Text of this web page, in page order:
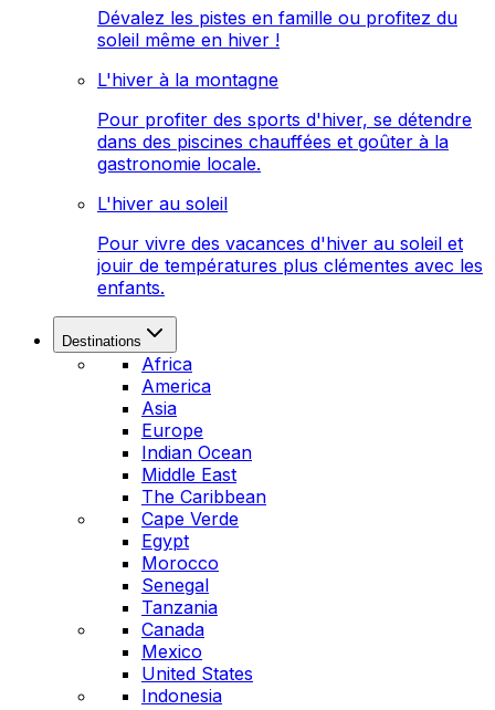
Dévalez les pistes en famille ou profitez du
soleil même en hiver !
L'hiver à la montagne
Pour profiter des sports d'hiver, se détendre
dans des piscines chauffées et goûter à la
gastronomie locale.
L'hiver au soleil
Pour vivre des vacances d'hiver au soleil et
jouir de températures plus clémentes avec les
enfants.
Destinations
Africa
America
Asia
Europe
Indian Ocean
Middle East
The Caribbean
Cape Verde
Egypt
Morocco
Senegal
Tanzania
Canada
Mexico
United States
Indonesia